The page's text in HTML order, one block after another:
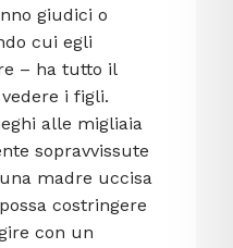
giudici o
cui egli
– ha tutto il
i figli.
alle migliaia
sopravvissute
madre uccisa
costringere
con un